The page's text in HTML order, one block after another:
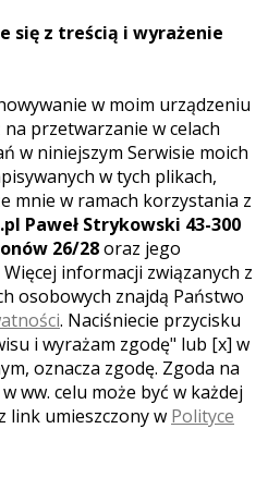
W POBLIŻU
Ćwiklin, Wesele Arcelin,
,Wesele Strachówko,Wesele
,Wesele Brody , Wesele
się z treścią i wyrażenie
w moim urządzeniu
przetwarzanie w celach
w niniejszym Serwisie moich
w tych plikach,
mnie w ramach korzystania z
Paweł Strykowski 43-300
26/28oraz jego
Więcej informacji związanych z
osobowych znajdą Państwo
. Naciśniecie przycisku
i wyrażam zgodę" lub [x] w
oznacza zgodę. Zgoda na
ww. celu może być w każdej
link umieszczony w Polityce